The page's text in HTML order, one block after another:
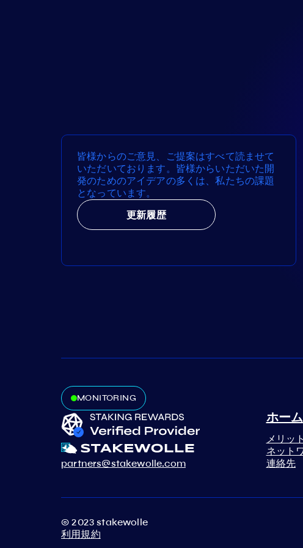
皆様からのご意見、ご提案はすべて読ませて
いただいております。皆様からいただいた開
発のためのアイデアの多くは、私たちの課題
となっています。
更新履歴
MONITORING
partners@stakewolle.com
ホーム
メリット
ネット
連絡先
© 2023 stakewolle
利用規約